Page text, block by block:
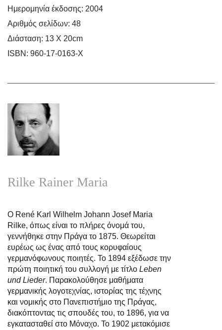
Ημερομηνία έκδοσης: 2004
Αριθμός σελίδων: 48
Διάσταση: 13 Χ 20cm
ISBN: 960-17-0163-Χ
Rilke Rainer Maria
Ο René Karl Wilhelm Johann Josef Maria
Rilke, όπως είναι το πλήρες όνομά του,
γεννήθηκε στην Πράγα το 1875. Θεωρείται
ευρέως ως ένας από τους κορυφαίους
γερμανόφωνους ποιητές. Το 1894 εξέδωσε την
πρώτη ποιητική του συλλογή με τίτλο Leben
und Lieder. Παρακολούθησε μαθήματα
γερμανικής λογοτεχνίας, ιστορίας της τέχνης
και νομικής στο Πανεπιστήμιο της Πράγας,
διακόπτοντας τις σπουδές του, το 1896, για να
εγκατασταθεί στο Μόναχο. Το 1902 μετακόμισε